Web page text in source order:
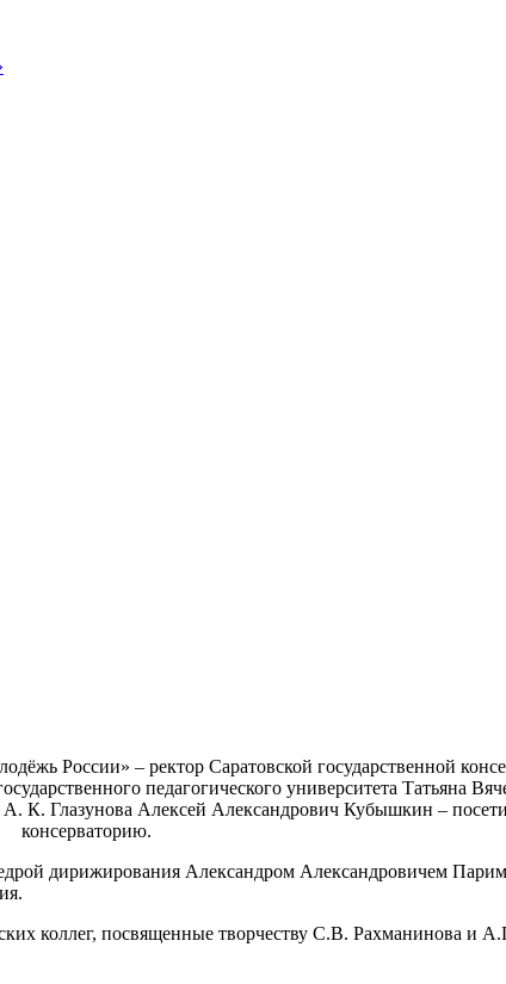
России» – ректор Саратовской государственной
педагогического университета Татьяна
А. К. Глазунова Алексей Александрович Кубышкин –
консерваторию.
дирижирования Александром Александровичем
коллег, посвященные творчеству С.В. Рахманинова и